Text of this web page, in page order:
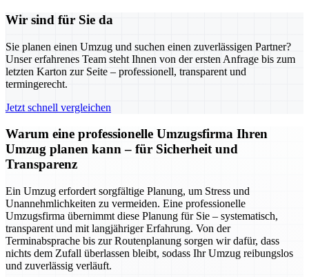
Wir sind für Sie da
Sie planen einen Umzug und suchen einen zuverlässigen Partner?
Unser erfahrenes Team steht Ihnen von der ersten Anfrage bis zum
letzten Karton zur Seite – professionell, transparent und
termingerecht.
Jetzt schnell vergleichen
Warum eine professionelle Umzugsfirma Ihren
Umzug planen kann – für Sicherheit und
Transparenz
Ein Umzug erfordert sorgfältige Planung, um Stress und
Unannehmlichkeiten zu vermeiden. Eine professionelle
Umzugsfirma übernimmt diese Planung für Sie – systematisch,
transparent und mit langjähriger Erfahrung. Von der
Terminabsprache bis zur Routenplanung sorgen wir dafür, dass
nichts dem Zufall überlassen bleibt, sodass Ihr Umzug reibungslos
und zuverlässig verläuft.